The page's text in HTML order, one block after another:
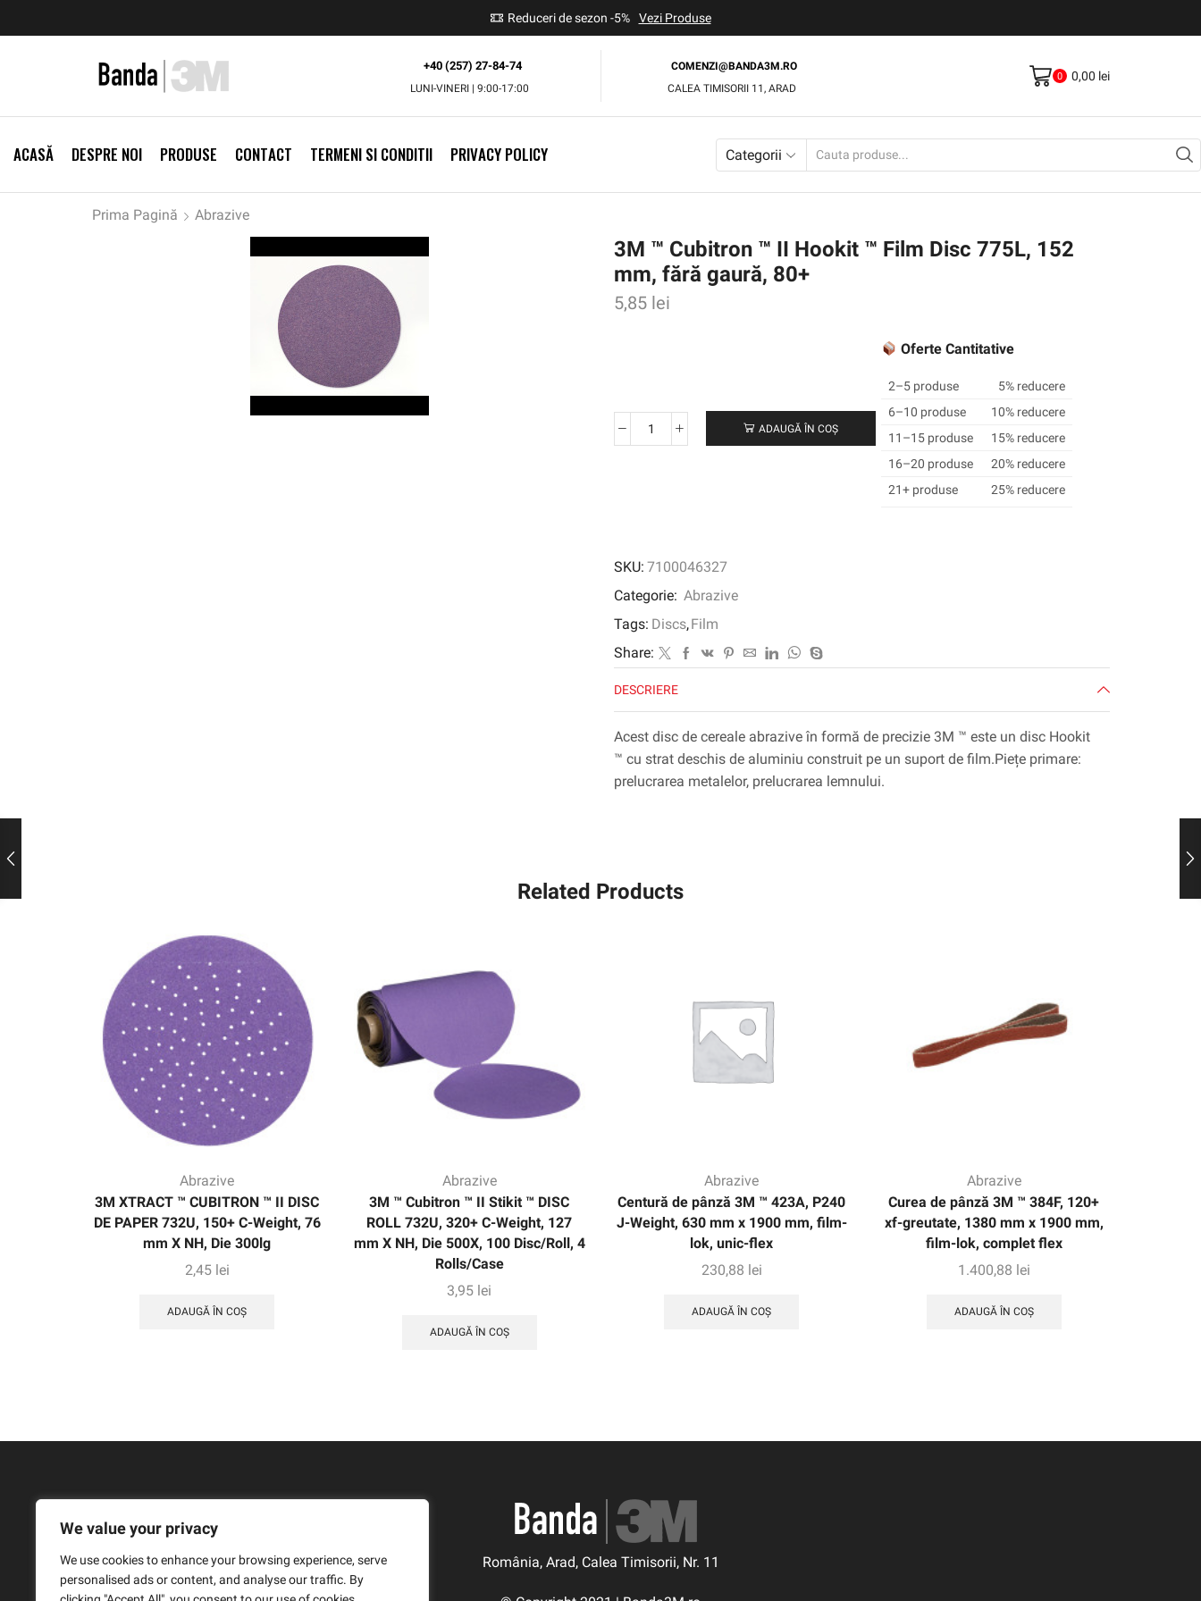
We value your privacy
We use cookies to enhance your browsing experience, serve
personalised ads or content, and analyse our traffic. By
Reduceri de sezon -5% Vezi Produse
+40 (257) 27-84-74
LUNI-VINERI | 9:00-17:00
COMENZI@BANDA3M.RO
CALEA TIMISORII 11, ARAD
0 0,00 lei
ACASĂ DESPRE NOI PRODUSE CONTACT TERMENI SI CONDITII PRIVACY POLICY Categorii
Prima Pagină Abrazive
3M ™ Cubitron ™ II Hookit ™ Film Disc 775L, 152
mm, fără gaură, 80+
5,85 lei
Cantitate
™
Film
775L,
152
mm,
fără
gaură,
80+
ADAUGĂ ÎN COȘ
Oferte Cantitative
2–5 produse
5% reducere
6–10 produse
10% reducere
11–15 produse
15% reducere
16–20 produse
20% reducere
21+ produse
25% reducere
SKU: 7100046327
Categorie: Abrazive
Tags: Discs,Film
Share:
DESCRIERE
Acest disc de cereale abrazive în formă de precizie 3M ™ este un disc Hookit
™ cu strat deschis de aluminiu construit pe un suport de film.Piețe primare:
prelucrarea metalelor, prelucrarea lemnului.
Related Products
Abrazive
3M XTRACT ™ CUBITRON ™ II DISC
DE PAPER 732U, 150+ C-Weight, 76
mm X NH, Die 300lg
2,45 lei
ADAUGĂ ÎN COȘ
Abrazive
3M ™ Cubitron ™ II Stikit ™ DISC
ROLL 732U, 320+ C-Weight, 127
mm X NH, Die 500X, 100 Disc/Roll, 4
Rolls/Case
3,95 lei
ADAUGĂ ÎN COȘ
Abrazive
Centură de pânză 3M ™ 423A, P240
J-Weight, 630 mm x 1900 mm, film-
lok, unic-flex
230,88 lei
ADAUGĂ ÎN COȘ
Abrazive
Curea de pânză 3M ™ 384F, 120+
xf-greutate, 1380 mm x 1900 mm,
film-lok, complet flex
1.400,88 lei
ADAUGĂ ÎN COȘ
România, Arad, Calea Timisorii, Nr. 11